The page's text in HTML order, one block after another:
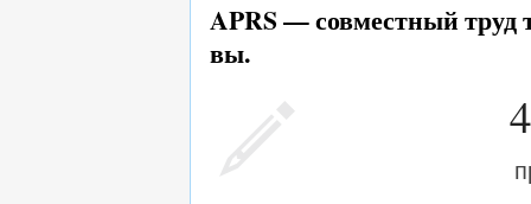
APRS — совместный труд
вы.